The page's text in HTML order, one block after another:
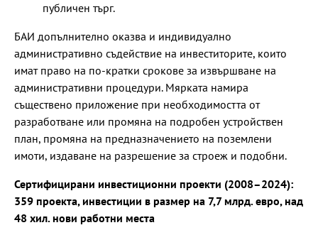
публичен търг.
БАИ допълнително оказва и индивидуално
административно съдействие на инвеститорите, които
имат право на по-кратки срокове за извършване на
административни процедури. Мярката намира
съществено приложение при необходимостта от
разработване или промяна на подробен устройствен
план, промяна на предназначението на поземлени
имоти, издаване на разрешение за строеж и подобни.
Сертифицирани инвестиционни проекти (2008–2024):
359 проекта, инвестиции в размер на 7,7 млрд. евро, над
48 хил. нови работни места